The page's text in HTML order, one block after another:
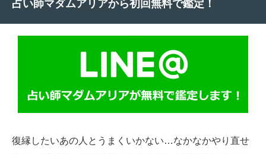
占い師マダムアリアから初回無料で鑑定！
復縁したいあの人とうまくいかない…なかなかやり直せ